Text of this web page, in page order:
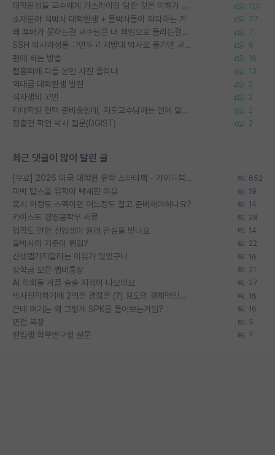
대학원생들 교수에게 가스라이팅 당한 것은 이해가 갑니다. 안타깝네요. 120
소재분야 석박사 대학원생 + 물박사들이 착각하는 거 77
왜 후배가 못하는걸 교수님은 내 책임으로 돌리는걸까요? 7
SSH 박사과정을 그만두고 지방대 박사로 옮기면 교수의 꿈은 끝일까요? 9
편애 하는 방법 16
랩홈피에 다들 본인 사진 올리냐 13
역대급 대학원생 빌런 2
석사생의 고민 2
타대학원 컨텍 준비중인데, 지도교수님께는 언제 말씀드려야 할까요? 2
정출연 학연 박사 질문(DGIST) 2
최근 댓글이 많이 달린 글
[무료] 2026 미국 대학원 유학 스타터팩 - 가이드북 & 합격자 컨택메일 템플릿 652
미박 탑스쿨 유학이 빡세진 이유 19
혹시 이정도 스펙이면 어느정도 잡고 준비해야하나요? 14
카이스트 경영공학부 서류 28
입학도 안한 신입생이 원래 관심을 받나요 14
물박사의 기준이 뭐임? 22
신생랩가지말라는 이유가 있었구나 16
장학금 모은 랩비통장 21
AI 학회들 거품 슬슬 지적이 나오네요 27
박사진학하기에 2억은 괜찮은 (?) 정도의 경제력인가요 16
근데 여기는 왜 그렇게 SPK를 물어보는거임? 16
면접 복장 5
편입생 학부연구생 질문 7